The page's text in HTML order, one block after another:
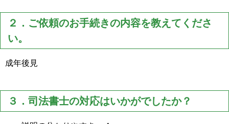
２．ご依頼のお手続きの内容を教えてくださ
い。
成年後見
３．司法書士の対応はいかがでしたか？